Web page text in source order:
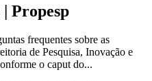
Propesp
frequentes sobre as
de Pesquisa, Inovação e
o caput do...